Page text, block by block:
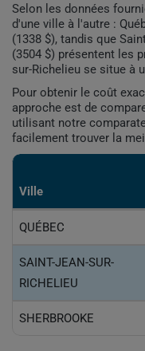
Selon les données
d'une ville à l'autre :
(1338 $), tandis que
(3504 $) présentent les
sur-Richelieu se situe à
Pour obtenir le coût
approche est de
utilisant notre
facilement trouver la
Ville
QUÉBEC
SAINT-JEAN-SUR-
RICHELIEU
SHERBROOKE